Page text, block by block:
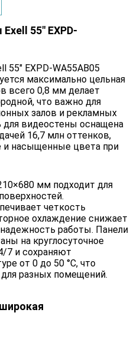
55" EXPD-
55" EXPD-WA55AB05
максимально цельная
всего 0,8 мм делает
что важно для
залов и рекламных
для видеостены оснащена
16,7 млн оттенков,
и насыщенные цвета при
мм подходит для
четкость
охлаждение снижает
работы. Панели
на круглосуточное
7 и сохраняют
от 0 до 50 °C, что
разных помещений.